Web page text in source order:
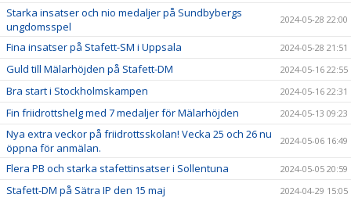
Starka insatser och nio medaljer på Sundbybergs
ungdomsspel
2024-05-28 22:00
Fina insatser på Stafett-SM i Uppsala 2024-05-28 21:51
Guld till Mälarhöjden på Stafett-DM 2024-05-16 22:55
Bra start i Stockholmskampen 2024-05-16 22:31
Fin friidrottshelg med 7 medaljer för Mälarhöjden 2024-05-13 09:23
Nya extra veckor på friidrottsskolan! Vecka 25 och 26 nu
öppna för anmälan.
2024-05-06 16:49
Flera PB och starka stafettinsatser i Sollentuna 2024-05-05 20:59
Stafett-DM på Sätra IP den 15 maj 2024-04-29 15:05